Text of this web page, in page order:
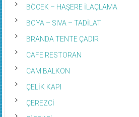
BÖCEK – HAŞERE İLAÇLAMA
BOYA – SIVA – TADİLAT
BRANDA TENTE ÇADIR
CAFE RESTORAN
CAM BALKON
ÇELİK KAPI
ÇEREZCİ